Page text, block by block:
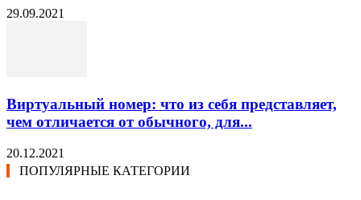
29.09.2021
Виртуальный номер: что из себя представляет,
чем отличается от обычного, для...
20.12.2021
ПОПУЛЯРНЫЕ КАТЕГОРИИ